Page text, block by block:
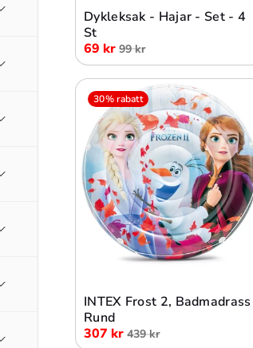
Dykleksak - Hajar - Set - 4
St
69 kr 99 kr
30% rabatt
INTEX Frost 2, Badmadrass
Rund
307 kr 439 kr
Lägg i varukorg